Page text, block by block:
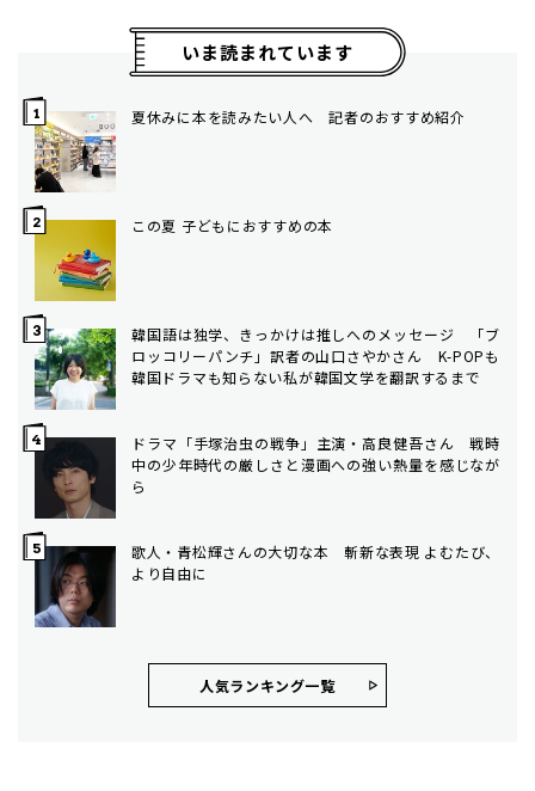
いま読まれています
夏休みに本を読みたい人へ 記者のおすすめ紹介
この夏 子どもにおすすめの本
韓国語は独学、きっかけは推しへのメッセージ 「ブ
ロッコリーパンチ」訳者の山口さやかさん K-POPも
韓国ドラマも知らない私が韓国文学を翻訳するまで
ドラマ「手塚治虫の戦争」主演・高良健吾さん 戦時
中の少年時代の厳しさと漫画への強い熱量を感じなが
ら
歌人・青松輝さんの大切な本 斬新な表現 よむたび、
より自由に
人気ランキング⼀覧